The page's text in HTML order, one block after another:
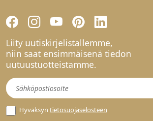
Liity uutiskirjelistallemme,
niin saat ensimmäisenä tiedon
uutuustuotteistamme.
Uutiskirje
Hyväksyn tietosuojaselosteen